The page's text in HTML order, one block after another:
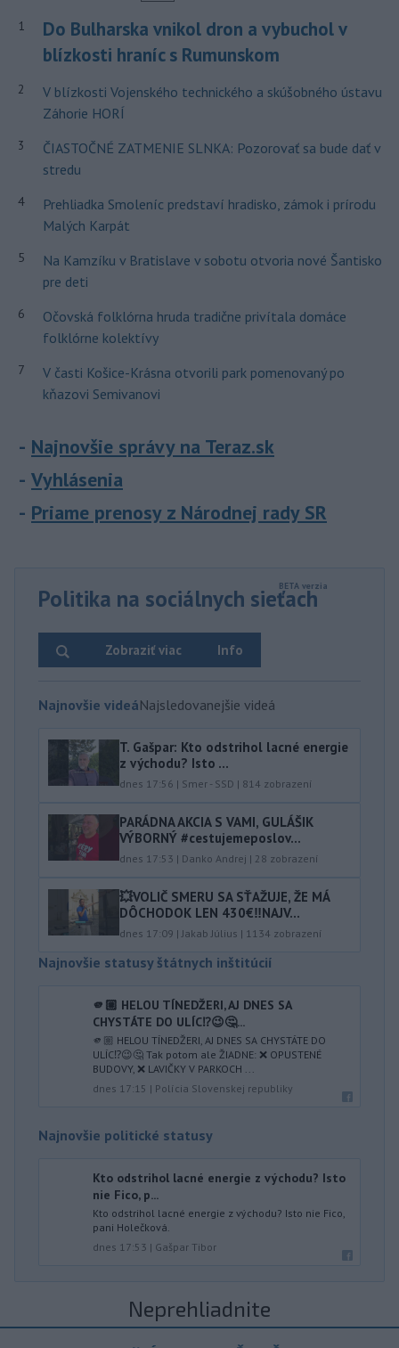
1
Do Bulharska vnikol dron a vybuchol v
blízkosti hraníc s Rumunskom
2
V blízkosti Vojenského technického a skúšobného ústavu
Záhorie HORÍ
3
ČIASTOČNÉ ZATMENIE SLNKA: Pozorovať sa bude dať v
stredu
4
Prehliadka Smoleníc predstaví hradisko, zámok i prírodu
Malých Karpát
5
Na Kamzíku v Bratislave v sobotu otvoria nové Šantisko
pre deti
6
Očovská folklórna hruda tradične privítala domáce
folklórne kolektívy
7
V časti Košice-Krásna otvorili park pomenovaný po
kňazovi Semivanovi
Najnovšie správy na Teraz.sk
Vyhlásenia
Priame prenosy z Národnej rady SR
Politika na sociálnych sieťach
Info
Zobraziť viac
Najnovšie videáNajsledovanejšie videá
T. Gašpar: Kto odstrihol lacné energie
z východu? Isto ...
dnes 17:56 | Smer - SSD | 814 zobrazení
PARÁDNA AKCIA S VAMI, GULÁŠIK
VÝBORNÝ #cestujemeposlov...
dnes 17:53 | Danko Andrej | 28 zobrazení
💥VOLIČ SMERU SA SŤAŽUJE, ŽE MÁ
DÔCHODOK LEN 430€‼️NAJV...
dnes 17:09 |Jakab Július | 1134 zobrazení
Najnovšie statusy štátnych inštitúcií
🫵🏼 HELOU TÍNEDŽERI, AJ DNES SA
CHYSTÁTE DO ULÍC⁉️😉🤔...
🫵🏼 HELOU TÍNEDŽERI, AJ DNES SA CHYSTÁTE DO
ULÍC⁉️😉🤔 Tak potom ale ŽIADNE: ❌ OPUSTENÉ
BUDOVY, ❌ LAVIČKY V PARKOCH ...
dnes 17:15 | Polícia Slovenskej republiky
Najnovšie politické statusy
Kto odstrihol lacné energie z východu? Isto
nie Fico, p...
Kto odstrihol lacné energie z východu? Isto nie Fico,
pani Holečková.
dnes 17:53 | Gašpar Tibor
Neprehliadnite